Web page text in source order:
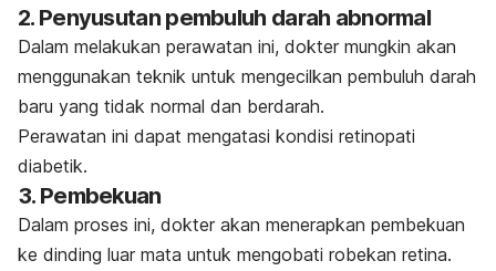
2. Penyusutan pembuluh darah abnormal
Dalam melakukan perawatan ini, dokter mungkin akan
menggunakan teknik untuk mengecilkan pembuluh darah
baru yang tidak normal dan berdarah.
Perawatan ini dapat mengatasi kondisi retinopati
diabetik.
3. Pembekuan
Dalam proses ini, dokter akan menerapkan pembekuan
ke dinding luar mata untuk mengobati robekan retina.